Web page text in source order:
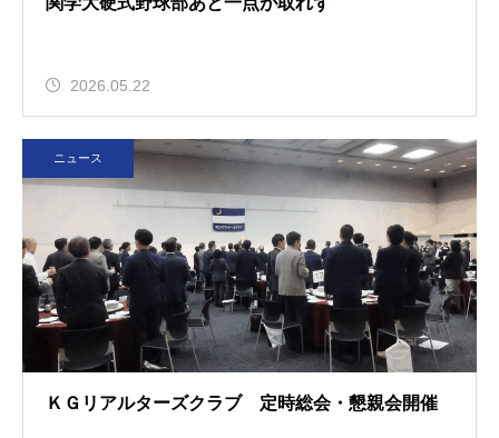
2026.05.22
ニュース
ＫＧリアルターズクラブ 定時総会・懇親会開催